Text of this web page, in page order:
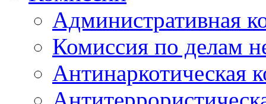
Административная
Комиссия по делам
Антинаркотическая